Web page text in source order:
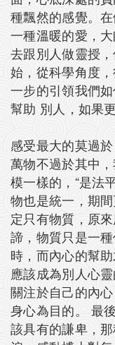
種飄然的感覺。
一種溫暖的愛，
去跟別人做靈授
始，從科學角度
一步的引領我們
幫助 別人，如果
感受最大的莫過
萬物不過於其中
模一樣的，“是法
物也是統一，期
定只有物質，原
諦，物質只是一
時，而內心的幫
應該成為別人心
關注於自己的內
身心為目的。 最
該具有的謙卑，